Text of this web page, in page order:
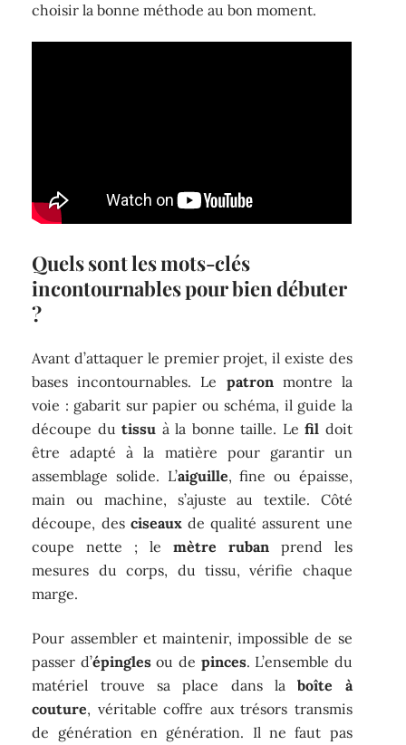
choisir la bonne méthode au bon moment.
Quels sont les mots-clés
incontournables pour bien débuter
?
Avant d’attaquer le premier projet, il existe des
bases incontournables. Le patronmontre la
voie : gabarit sur papier ou schéma, il guide la
découpe dutissu à la bonne taille. Lefil doit
être adapté à la matière pour garantir un
assemblage solide. L’aiguille, fine ou épaisse,
main ou machine, s’ajuste au textile. Côté
découpe, des ciseauxde qualité assurent une
coupe nette ; le mètre rubanprend les
mesures du corps, du tissu, vérifie chaque
marge.
Pour assembler et maintenir, impossible de se
passer d’épinglesou de pinces. L’ensemble du
matériel trouve sa place dans laboîte à
couture, véritable coffre aux trésors transmis
de génération en génération. Il ne faut pas